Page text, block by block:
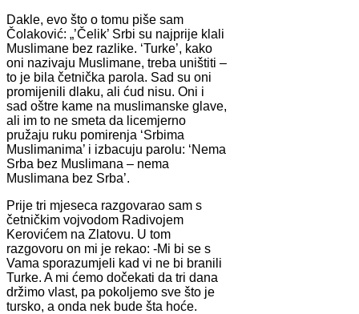
Dakle, evo što o tomu piše sam
Čolaković: „’Čelik’ Srbi su najprije klali
Muslimane bez razlike. ‘Turke’, kako
oni nazivaju Muslimane, treba uništiti –
to je bila četnička parola. Sad su oni
promijenili dlaku, ali ćud nisu. Oni i
sad oštre kame na muslimanske glave,
ali im to ne smeta da licemjerno
pružaju ruku pomirenja ‘Srbima
Muslimanima’ i izbacuju parolu: ‘Nema
Srba bez Muslimana – nema
Muslimana bez Srba’.
Prije tri mjeseca razgovarao sam s
četničkim vojvodom Radivojem
Kerovićem na Zlatovu. U tom
razgovoru on mi je rekao: -Mi bi se s
Vama sporazumjeli kad vi ne bi branili
Turke. A mi ćemo dočekati da tri dana
držimo vlast, pa pokoljemo sve što je
tursko, a onda nek bude šta hoće.